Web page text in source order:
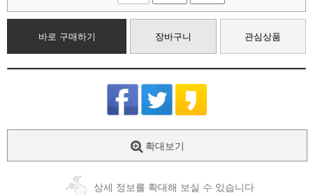
바로 구매하기 장바구니 관심상품
확대보기
상세 정보를 확대해 보실 수 있습니다